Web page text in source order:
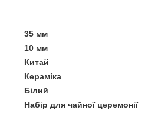
35 мм
10 мм
Китай
Кераміка
Білий
Набір для чайної церемонії